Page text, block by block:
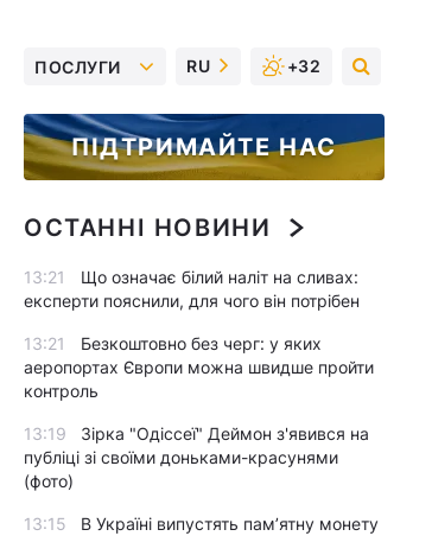
ПОСЛУГИ RU +32
ПІДТРИМАЙТЕ НАС
ОСТАННІ НОВИНИ
13:21
Що означає білий наліт на сливах:
експерти пояснили, для чого він потрібен
13:21
Безкоштовно без черг: у яких
аеропортах Європи можна швидше пройти
контроль
13:19
Зірка "Одіссеї" Деймон з'явився на
публіці зі своїми доньками-красунями
(фото)
13:15
В Україні випустять пам’ятну монету